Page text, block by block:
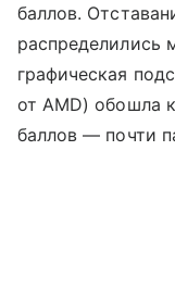
баллов.
распределились
графическая
от AMD) обошла
баллов — почти